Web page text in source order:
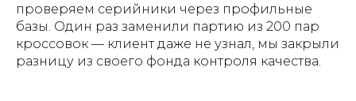
проверяем серийники через профильные
базы. Один раз заменили партию из 200 пар
кроссовок — клиент даже не узнал, мы закрыли
разницу из своего фонда контроля качества.